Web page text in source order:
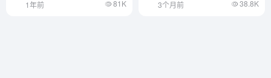
1年前 81K 3个月前 38.8K